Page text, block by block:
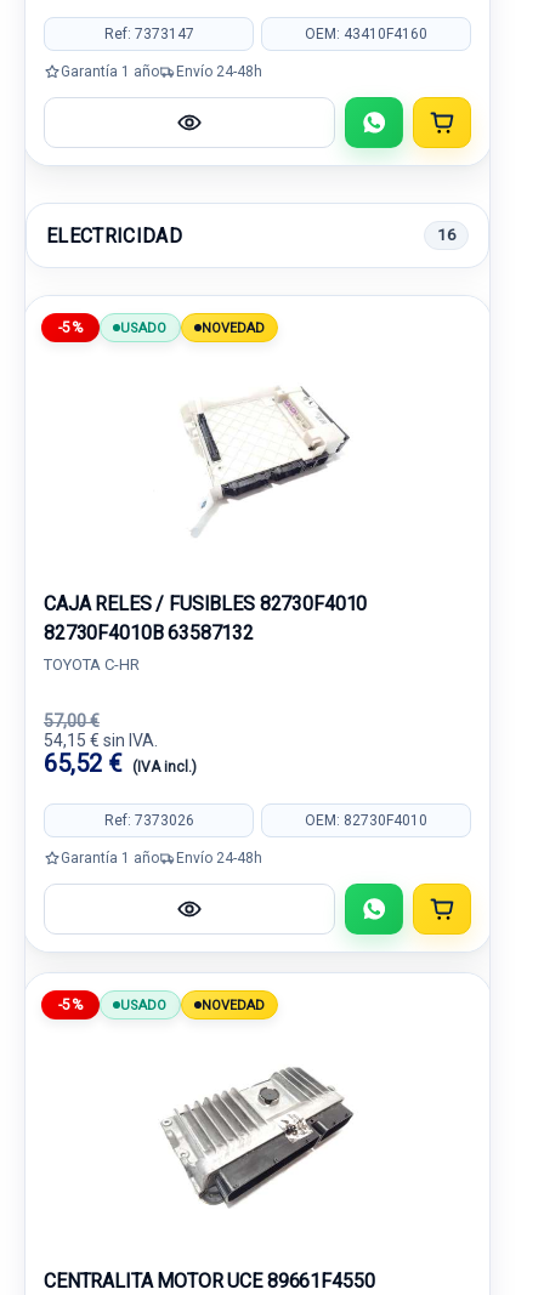
Ref: 7373147 OEM: 43410F4160
Garantía 1 año Envío 24-48h
ELECTRICIDAD 16
-5% USADO NOVEDAD
CAJA RELES / FUSIBLES 82730F4010
82730F4010B 63587132
TOYOTA C-HR
57,00 €
54,15 € sin IVA.
65,52 € (IVA incl.)
Ref: 7373026 OEM: 82730F4010
Garantía 1 año Envío 24-48h
-5% USADO NOVEDAD
CENTRALITA MOTOR UCE 89661F4550